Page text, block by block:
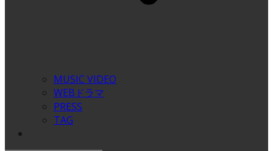
MUSIC VIDEO
WEBドラマ
PRESS
TAG